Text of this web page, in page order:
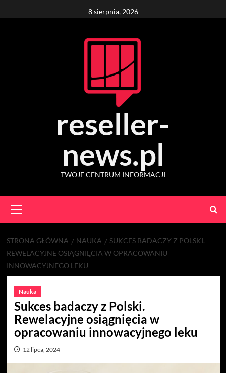
to
8 sierpnia, 2026
reseller-
news.pl
TWOJE CENTRUM INFORMACJI
Menu
STRONA GŁÓWNA NAUKA
SUKCES BADACZY Z POLSKI.
REWELACYJNE OSIĄGNIĘCIA W OPRACOWANIU
INNOWACYJNEGO LEKU
Nauka
Sukces badaczy z Polski.
Rewelacyjne osiągnięcia w
opracowaniu innowacyjnego leku
12 lipca, 2024